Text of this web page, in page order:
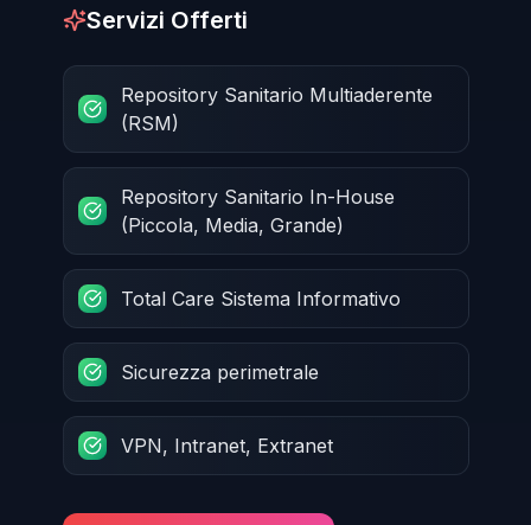
Servizi Offerti
Repository Sanitario Multiaderente
(RSM)
Repository Sanitario In-House
(Piccola, Media, Grande)
Total Care Sistema Informativo
Sicurezza perimetrale
VPN, Intranet, Extranet